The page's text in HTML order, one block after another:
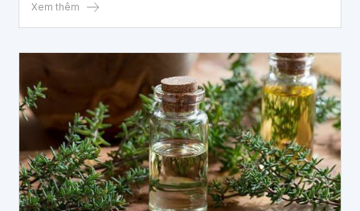
Xem thêm